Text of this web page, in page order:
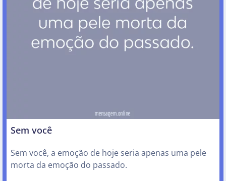
Sem você
Sem você, a emoção de hoje seria apenas uma pele
morta da emoção do passado.